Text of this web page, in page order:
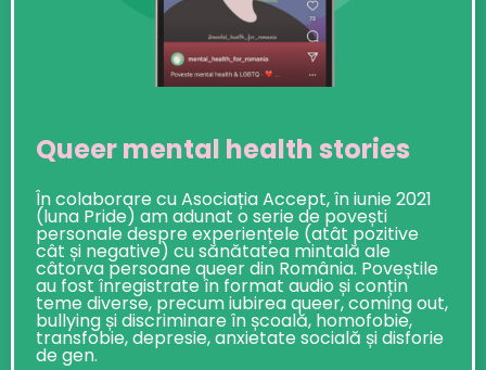
Queer mental health stories
În colaborare cu Asociația Accept, în iunie 2021
(luna Pride) am adunat o serie de povești
personale despre experiențele (atât pozitive
cât și negative) cu sănătatea mintală ale
câtorva persoane queer din România. Poveștile
au fost înregistrate în format audio și conțin
teme diverse, precum iubirea queer, coming out,
bullying și discriminare în școală, homofobie,
transfobie, depresie, anxietate socială și disforie
de gen.